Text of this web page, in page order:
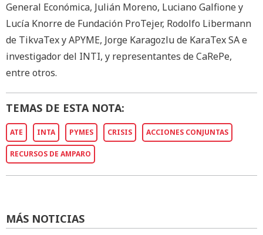
General Económica, Julián Moreno, Luciano Galfione y
Lucía Knorre de Fundación ProTejer, Rodolfo Libermann
de TikvaTex y APYME, Jorge Karagozlu de KaraTex SA e
investigador del INTI, y representantes de CaRePe,
entre otros.
TEMAS DE ESTA NOTA:
ATE INTA PYMES CRISIS ACCIONES CONJUNTAS
RECURSOS DE AMPARO
MÁS NOTICIAS